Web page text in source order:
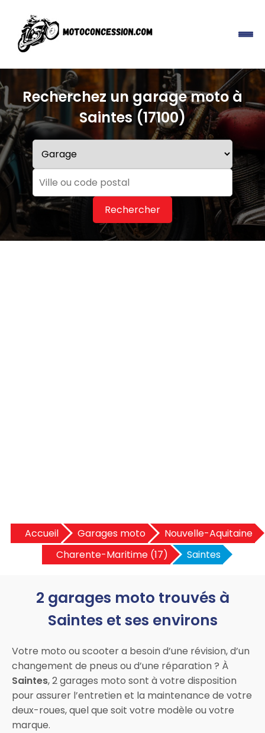
Recherchez un garage moto à
Saintes (17100)
Rechercher
Accueil Garages moto
Nouvelle-Aquitaine
Charente-Maritime (17)
Saintes
2 garages moto trouvés à
Saintes et ses environs
Votre moto ou scooter a besoin d’une révision, d’un
changement de pneus ou d’une réparation ? À
Saintes, 2 garages moto sont à votre disposition
pour assurer l’entretien et la maintenance de votre
deux-roues, quel que soit votre modèle ou votre
marque.